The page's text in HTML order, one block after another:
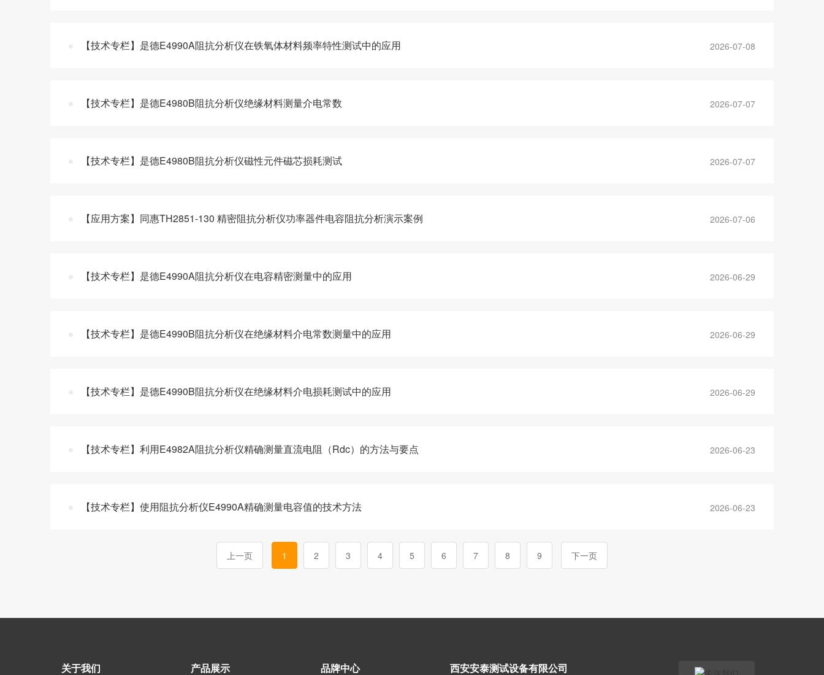
【技术专栏】是德E4990A阻抗分析仪在铁氧体材料频率特性测试中的应用 2026-07-08
【技术专栏】是德E4980B阻抗分析仪绝缘材料测量介电常数 2026-07-07
【技术专栏】是德E4980B阻抗分析仪磁性元件磁芯损耗测试 2026-07-07
【应用方案】同惠TH2851-130 精密阻抗分析仪功率器件电容阻抗分析演示案例 2026-07-06
【技术专栏】是德E4990A阻抗分析仪在电容精密测量中的应用 2026-06-29
【技术专栏】是德E4990B阻抗分析仪在绝缘材料介电常数测量中的应用 2026-06-29
【技术专栏】是德E4990B阻抗分析仪在绝缘材料介电损耗测试中的应用 2026-06-29
【技术专栏】利用E4982A阻抗分析仪精确测量直流电阻（Rdc）的方法与要点 2026-06-23
【技术专栏】使用阻抗分析仪E4990A精确测量电容值的技术方法 2026-06-23
上一页 1 2 3 4 5 6 7 8 9 下一页
关于我们 产品展示 品牌中心 西安安泰测试设备有限公司